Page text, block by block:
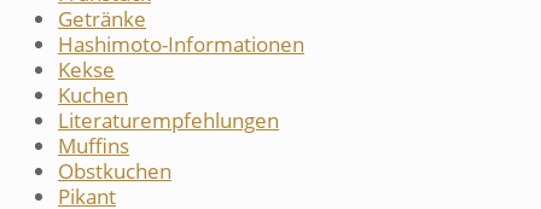
Getränke
Hashimoto-Informationen
Kekse
Kuchen
Literaturempfehlungen
Muffins
Obstkuchen
Pikant